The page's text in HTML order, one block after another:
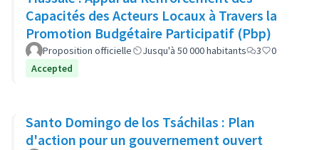
Capacités des Acteurs Locaux à Travers la
Promotion Budgétaire Participatif (Pbp)
Proposition officielle Jusqu'à 50 000 habitants 3
0
Accepted
Santo Domingo de los Tsáchilas : Plan
d'action pour un gouvernement ouvert